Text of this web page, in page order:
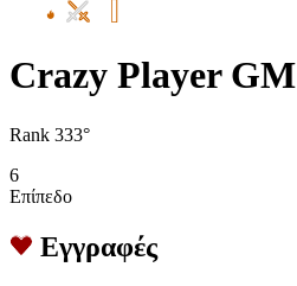
Crazy Player GM
Rank 333°
6
Επίπεδο
Εγγραφές